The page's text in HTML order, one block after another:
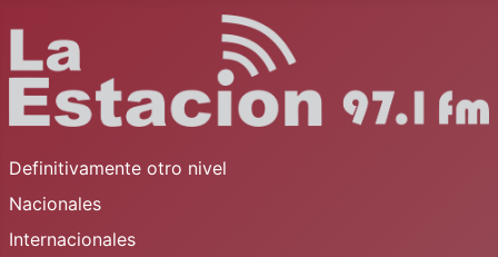
Definitivamente otro nivel
Nacionales
Internacionales